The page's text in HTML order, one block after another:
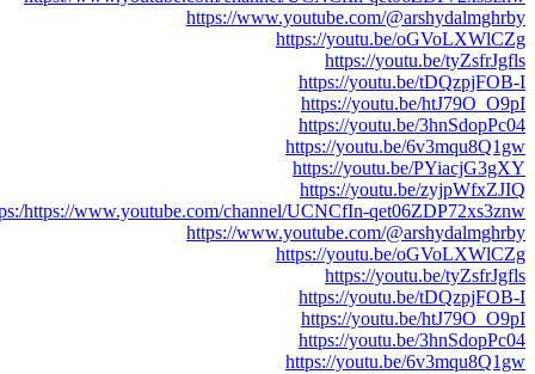
https://www.youtube.com/@arshydalmghrby
https://youtu.be/oGVoLXWlCZg
https://youtu.be/tyZsfrJgfls
https://youtu.be/tDQzpjFOB-I
https://youtu.be/htJ79O_O9pI
https://youtu.be/3hnSdopPc04
https://youtu.be/6v3mqu8Q1gw
https://youtu.be/PYiacjG3gXY
https://youtu.be/zyjpWfxZJIQ
https://www.youtube.com/channel/UCNCfIn-qet06ZDP72xs3znw
https://www.youtube.com/@arshydalmghrby
https://youtu.be/oGVoLXWlCZg
https://youtu.be/tyZsfrJgfls
https://youtu.be/tDQzpjFOB-I
https://youtu.be/htJ79O_O9pI
https://youtu.be/3hnSdopPc04
https://youtu.be/6v3mqu8Q1gw